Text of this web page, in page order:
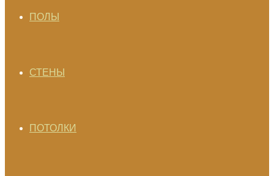
ПОЛЫ
СТЕНЫ
ПОТОЛКИ